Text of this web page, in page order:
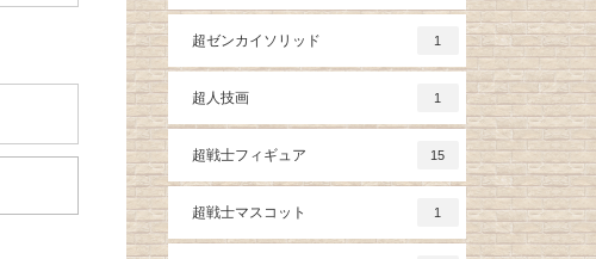
超ゼンカイソリッド 1
超人技画 1
超戦士フィギュア 15
超戦士マスコット 1